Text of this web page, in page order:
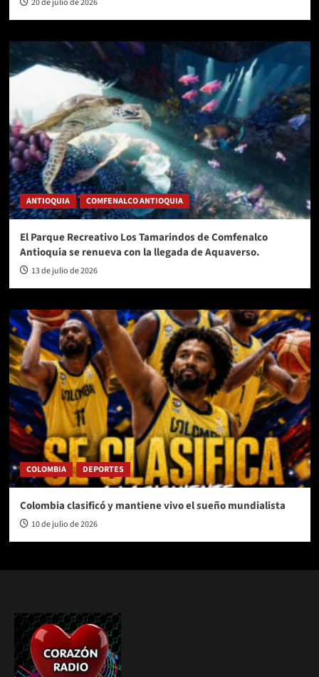
ANTIOQUIA COMFENALCO ANTIOQUIA
El Parque Recreativo Los Tamarindos de Comfenalco
Antioquia se renueva con la llegada de Aquaverso.
13 de julio de 2026
COLOMBIA DEPORTES
Colombia clasificó y mantiene vivo el sueño mundialista
10 de julio de 2026